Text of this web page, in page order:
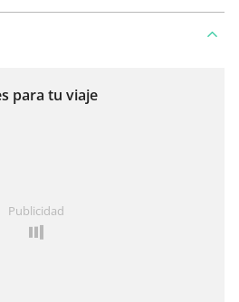
para tu viaje
Publicidad